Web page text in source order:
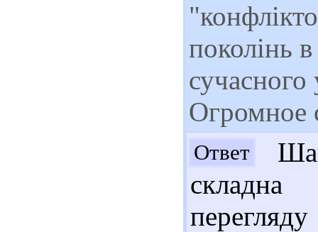
поколінь
сучасного
Огромное
Ответ
складна